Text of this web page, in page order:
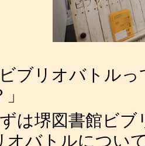
ビブリオバトル
は堺図書館ビ
オバトルについ